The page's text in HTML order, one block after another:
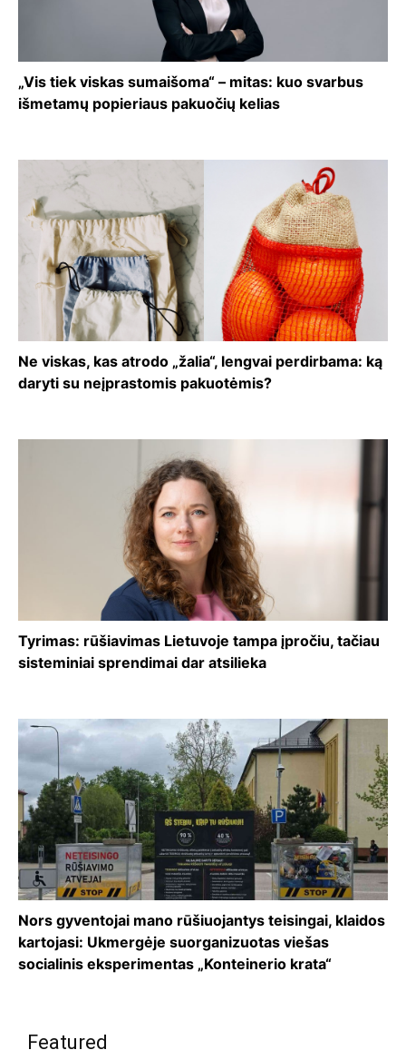
„Vis tiek viskas sumaišoma“ – mitas: kuo svarbus
išmetamų popieriaus pakuočių kelias
Ne viskas, kas atrodo „žalia“, lengvai perdirbama: ką
daryti su neįprastomis pakuotėmis?
Tyrimas: rūšiavimas Lietuvoje tampa įpročiu, tačiau
sisteminiai sprendimai dar atsilieka
Nors gyventojai mano rūšiuojantys teisingai, klaidos
kartojasi: Ukmergėje suorganizuotas viešas
socialinis eksperimentas „Konteinerio krata“
Featured